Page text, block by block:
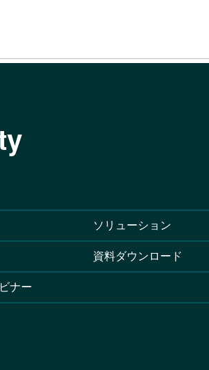
ソリューション
資料ダウンロード
ナー